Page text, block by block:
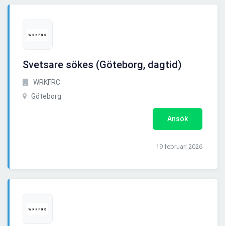
Svetsare sökes (Göteborg, dagtid)
WRKFRC
Göteborg
Ansök
19 februari 2026